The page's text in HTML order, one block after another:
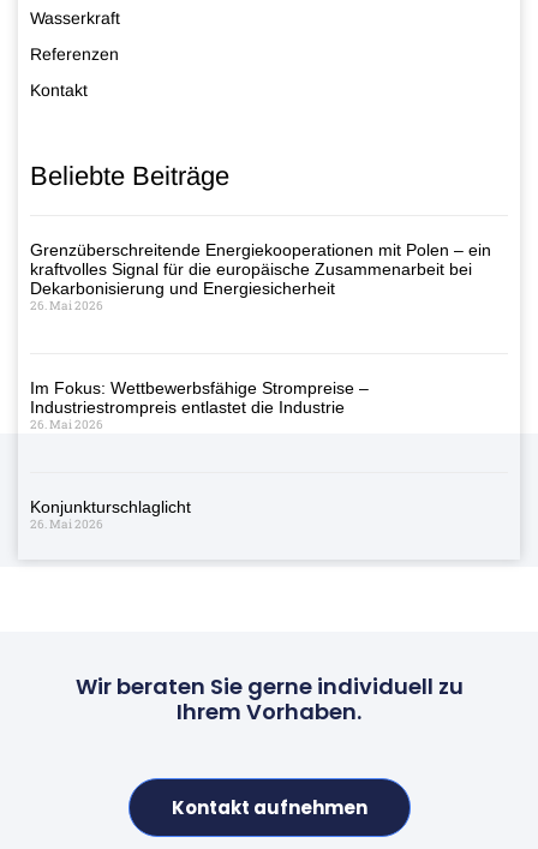
Wasserkraft
Referenzen
Kontakt
Beliebte Beiträge
Grenzüberschreitende Energiekooperationen mit Polen – ein
kraftvolles Signal für die europäische Zusammenarbeit bei
Dekarbonisierung und Energiesicherheit
26. Mai 2026
Im Fokus: Wettbewerbsfähige Strompreise –
Industriestrompreis entlastet die Industrie
26. Mai 2026
Konjunkturschlaglicht
26. Mai 2026
Wir beraten Sie gerne individuell zu
Ihrem Vorhaben.
Kontakt aufnehmen